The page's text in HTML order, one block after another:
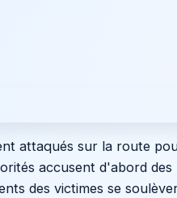
attaqués sur la route
accusent d'abord des
des victimes se